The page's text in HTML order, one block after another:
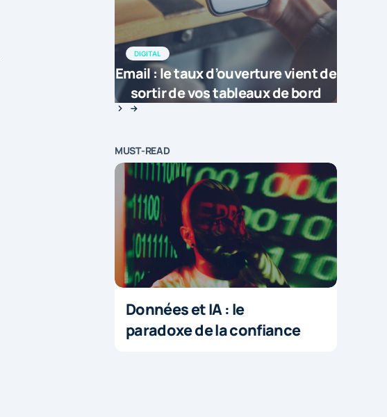
DIGITAL
Email : le taux d’ouverture vient de
sortir de vos tableaux de bord
MUST-READ
Données et IA : le
paradoxe de la confiance